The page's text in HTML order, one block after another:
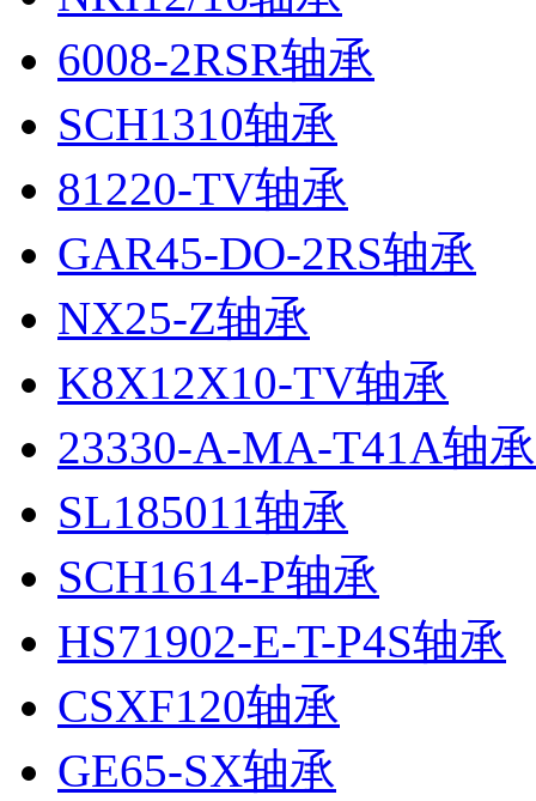
6008-2RSR轴承
SCH1310轴承
81220-TV轴承
GAR45-DO-2RS轴承
NX25-Z轴承
K8X12X10-TV轴承
23330-A-MA-T41A轴承
SL185011轴承
SCH1614-P轴承
HS71902-E-T-P4S轴承
CSXF120轴承
GE65-SX轴承